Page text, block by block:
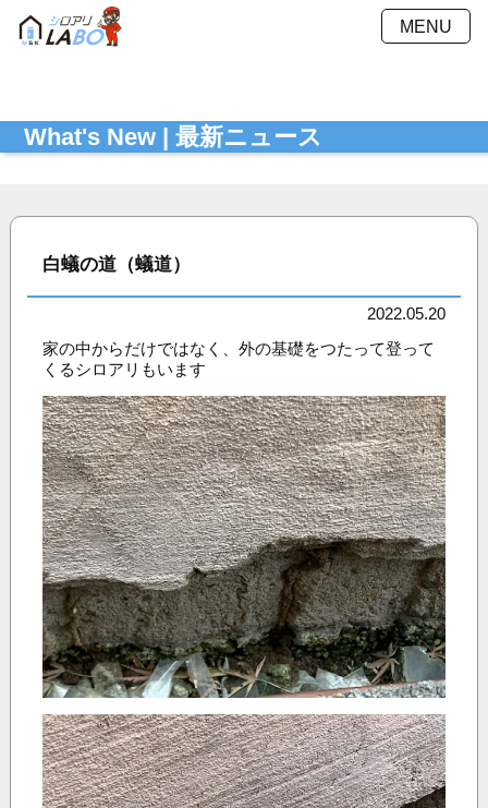
MENU
施工事例 Ｑ＆Ａ
プライバシーポリシー お問い合わせ
What's New | 最新ニュース
白蟻の道（蟻道）
2022.05.20
家の中からだけではなく、外の基礎をつたって登って
くるシロアリもいます